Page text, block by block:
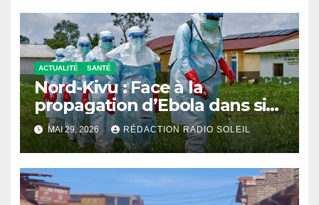
ACTUALITÉ SANTÉ
Nord-Kivu : Face à la
propagation d’Ebola dans six
zones de santé, le
gouvernement militaire
durcit les mesures de
prévention
MAI 29, 2026 RÉDACTION RADIO SOLEIL